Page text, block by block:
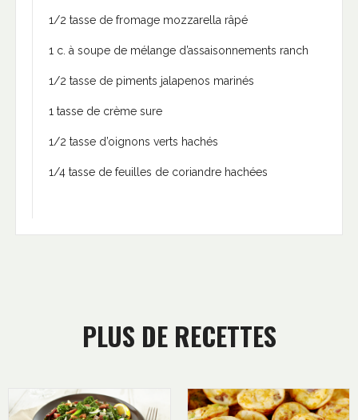
1/2 tasse de fromage mozzarella râpé
1 c. à soupe de mélange d’assaisonnements ranch
1/2 tasse de piments jalapenos marinés
1 tasse de crème sure
1/2 tasse d’oignons verts hachés
1/4 tasse de feuilles de coriandre hachées
PLUS DE RECETTES